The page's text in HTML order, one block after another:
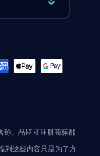
称、品牌和注册商标都
到这些内容只是为了方